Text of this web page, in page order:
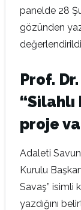
panelde 28
gözünden
Prof.
proje
Adaleti
Kurulu
Savaş” isimli
yazdığını